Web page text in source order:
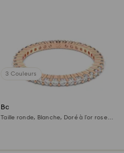
3 Couleurs
Bague Matrix Vittore
Taille ronde, Blanche, Doré à l’or rose